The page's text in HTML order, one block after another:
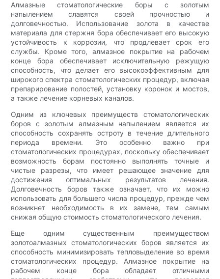
Алмазные стоматологические боры с золотым
напылением славятся своей прочностью и
долговечностью. Использование золота в качестве
материала для стержня бора обеспечивает его высокую
устойчивость к коррозии, что продлевает срок его
службы. Кроме того, алмазное покрытие на рабочем
конце бора обеспечивает исключительную режущую
способность, что делает его высокоэффективным для
широкого спектра стоматологических процедур, включая
препарирование полостей, установку коронок и мостов,
а также лечение корневых каналов.
Одним из ключевых преимуществ стоматологических
боров с золотым алмазным напылением является их
способность сохранять остроту в течение длительного
периода времени. Это особенно важно при
стоматологических процедурах, поскольку обеспечивает
возможность борам постоянно выполнять точные и
чистые разрезы, что имеет решающее значение для
достижения оптимальных результатов лечения.
Долговечность боров также означает, что их можно
использовать для большего числа процедур, прежде чем
возникнет необходимость в их замене, тем самым
снижая общую стоимость стоматологического лечения.
Еще одним существенным преимуществом
золотоалмазных стоматологических боров является их
способность минимизировать тепловыделение во время
стоматологических процедур. Алмазное покрытие на
рабочем конце бора обладает отличными